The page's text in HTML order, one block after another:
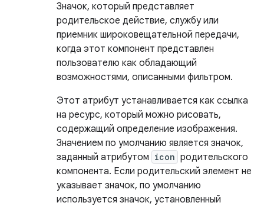
Значок, который представляет
родительское действие, службу или
приемник широковещательной передачи,
когда этот компонент представлен
пользователю как обладающий
возможностями, описанными фильтром.
Этот атрибут устанавливается как ссылка
на ресурс, который можно рисовать,
содержащий определение изображения.
Значением по умолчанию является значок,
заданный атрибутом icon родительского
компонента. Если родительский элемент не
указывает значок, по умолчанию
используется значок, установленный